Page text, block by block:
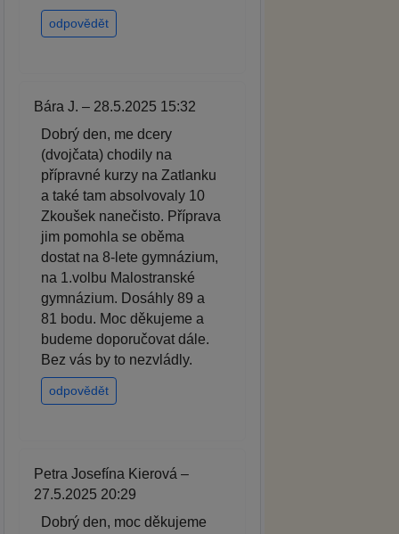
odpovědět
Bára J. – 28.5.2025 15:32
Dobrý den, me dcery
(dvojčata) chodily na
přípravné kurzy na Zatlanku
a také tam absolvovaly 10
Zkoušek nanečisto. Příprava
jim pomohla se oběma
dostat na 8-lete gymnázium,
na 1.volbu Malostranské
gymnázium. Dosáhly 89 a
81 bodu. Moc děkujeme a
budeme doporučovat dále.
Bez vás by to nezvládly.
odpovědět
Petra Josefína Kierová –
27.5.2025 20:29
Dobrý den, moc děkujeme